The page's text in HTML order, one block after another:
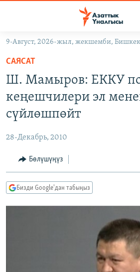
Навигацияга
өтүңүз
Издөөгө
салыңыз
САЯСАТ
МАДАНИЯТ
ДҮЙНӨ
УКРАИНА
ТВ ПРОГРАММАЛАР
БҮГҮН АЗАТТЫКТА
ПОДКАСТ
Русский
9-Август, 2026-жыл, жекшемби, Бишкек
САЯСАТ
Ш. Мамыров: ЕККУ
кеңешчилери эл
сүйлөшпөйт
28-Декабрь, 2010
Бөлүшүңүз
Бизди Google'дан табыңыз